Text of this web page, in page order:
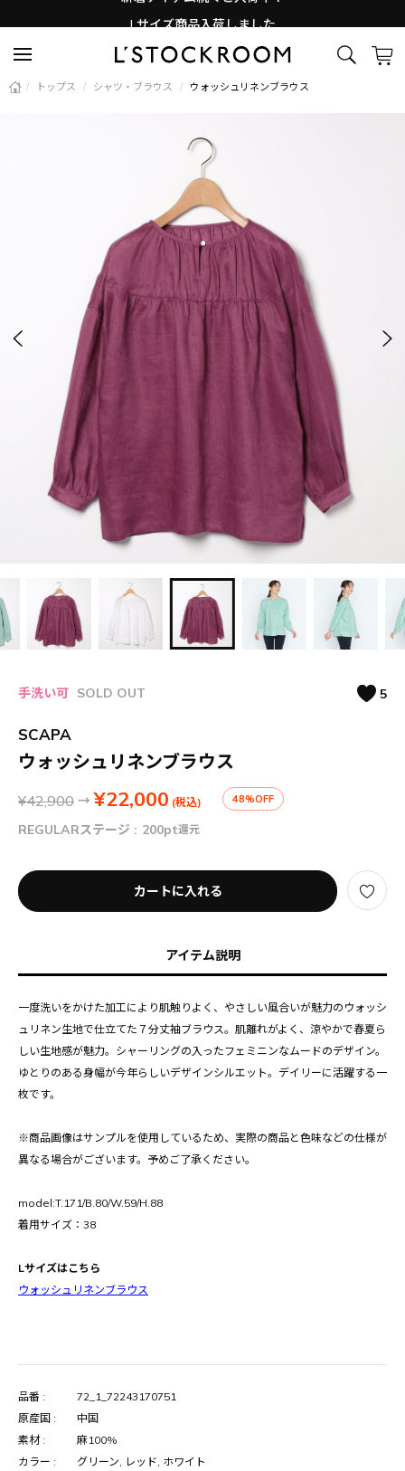
Lサイズ商品入荷しました
新着アイテム続々と入荷中！
/ トップス / シャツ・ブラウス / ウォッシュリネンブラウス
手洗い可 SOLD OUT 5
SCAPA
ウォッシュリネンブラウス
¥42,900 → ¥22,000 (税込) 48%OFF
REGULARステージ : 200pt還元
カートに入れる
アイテム説明
一度洗いをかけた加工により肌触りよく、やさしい風合いが魅力のウォッシ
ュリネン生地で仕立てた７分丈袖ブラウス。肌離れがよく、涼やかで春夏ら
しい生地感が魅力。シャーリングの入ったフェミニンなムードのデザイン。
ゆとりのある身幅が今年らしいデザインシルエット。デイリーに活躍する一
枚です。
※商品画像はサンプルを使用しているため、実際の商品と色味などの仕様が
異なる場合がございます。予めご了承ください。
model:T.171/B.80/W.59/H.88
着用サイズ：38
Lサイズはこちら
ウォッシュリネンブラウス
品番 :
72_1_72243170751
原産国 :
中国
素材 :
麻100%
カラー :
グリーン, レッド, ホワイト